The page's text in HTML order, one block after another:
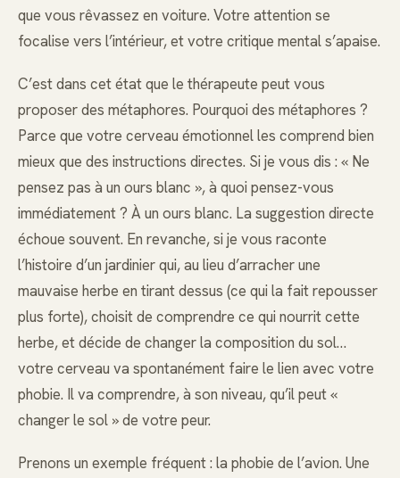
que vous rêvassez en voiture. Votre attention se
focalise vers l’intérieur, et votre critique mental s’apaise.
C’est dans cet état que le thérapeute peut vous
proposer des métaphores. Pourquoi des métaphores ?
Parce que votre cerveau émotionnel les comprend bien
mieux que des instructions directes. Si je vous dis : « Ne
pensez pas à un ours blanc », à quoi pensez-vous
immédiatement ? À un ours blanc. La suggestion directe
échoue souvent. En revanche, si je vous raconte
l’histoire d’un jardinier qui, au lieu d’arracher une
mauvaise herbe en tirant dessus (ce qui la fait repousser
plus forte), choisit de comprendre ce qui nourrit cette
herbe, et décide de changer la composition du sol…
votre cerveau va spontanément faire le lien avec votre
phobie. Il va comprendre, à son niveau, qu’il peut «
changer le sol » de votre peur.
Prenons un exemple fréquent : la phobie de l’avion. Une